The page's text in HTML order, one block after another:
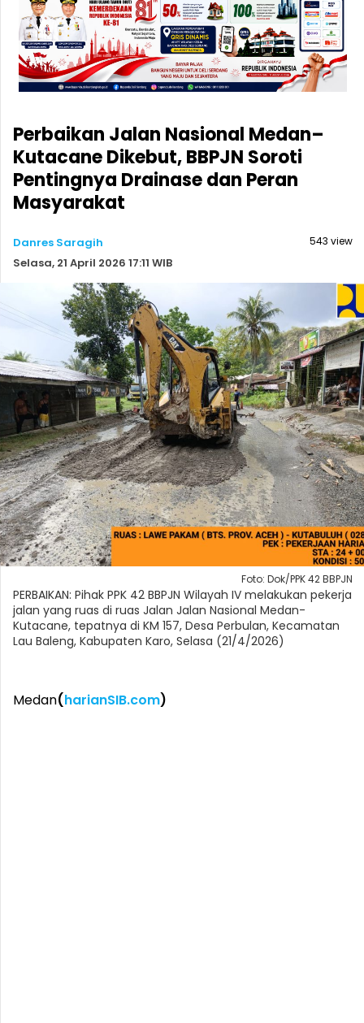
Perbaikan Jalan Nasional Medan–
Kutacane Dikebut, BBPJN Soroti
Pentingnya Drainase dan Peran
Masyarakat
Danres Saragih
Selasa, 21 April 2026 17:11 WIB
543 view
Foto: Dok/PPK 42 BBPJN
PERBAIKAN: Pihak PPK 42 BBPJN Wilayah IV melakukan pekerja
jalan yang ruas di ruas Jalan Jalan Nasional Medan-
Kutacane, tepatnya di KM 157, Desa Perbulan, Kecamatan
Lau Baleng, Kabupaten Karo, Selasa (21/4/2026)
Medan(harianSIB.com)